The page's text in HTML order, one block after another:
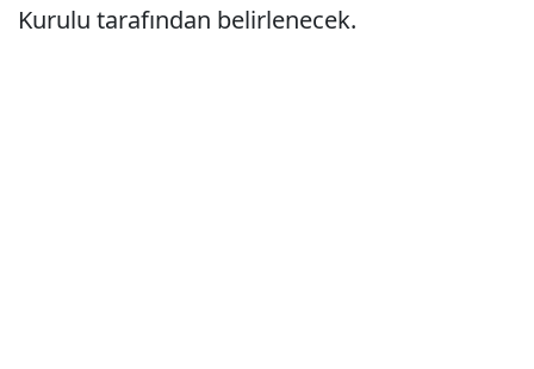
Kurulu tarafından belirlenecek.